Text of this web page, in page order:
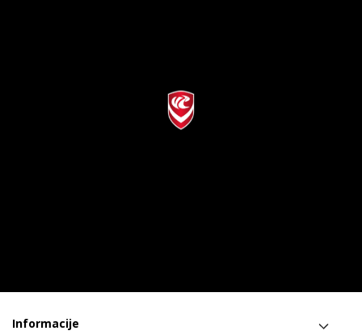
Informacije